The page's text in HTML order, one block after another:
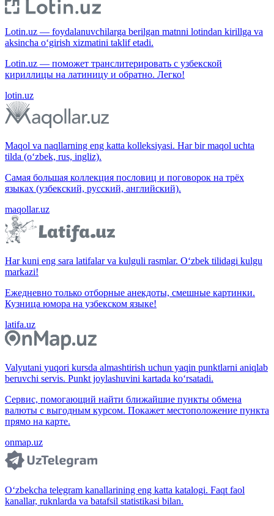
Lotin.uz — foydalanuvchilarga berilgan matnni lotindan kirillga va
aksincha o‘girish xizmatini taklif etadi.
Lotin.uz — поможет транслитерировать с узбекской
кириллицы на латиницу и обратно. Легко!
lotin.uz
Maqol va naqllarning eng katta kolleksiyasi. Har bir maqol uchta
tilda (o‘zbek, rus, ingliz).
Самая большая коллекция пословиц и поговорок на трёх
языках (узбекский, русский, английский).
maqollar.uz
Har kuni eng sara latifalar va kulguli rasmlar. O‘zbek tilidagi kulgu
markazi!
Ежедневно только отборные анекдоты, смешные картинки.
Кузница юмора на узбекском языке!
latifa.uz
Valyutani yuqori kursda almashtirish uchun yaqin punktlarni aniqlab
beruvchi servis. Punkt joylashuvini kartada ko‘rsatadi.
Сервис, помогающий найти ближайшие пункты обмена
валюты с выгодным курсом. Покажет местоположение пункта
прямо на карте.
onmap.uz
O‘zbekcha telegram kanallarining eng katta katalogi. Faqt faol
kanallar, ruknlarda va batafsil statistikasi bilan.